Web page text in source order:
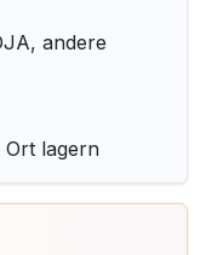
andere
lagern